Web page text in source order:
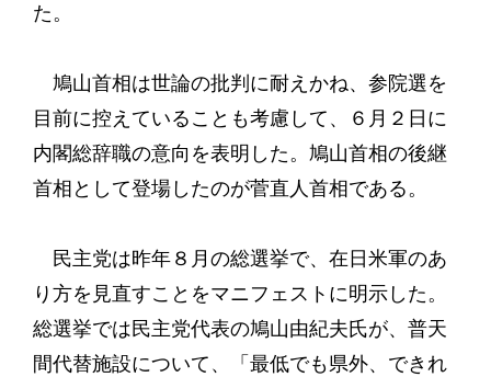
た。
鳩山首相は世論の批判に耐えかね、参院選を
目前に控えていることも考慮して、６月２日に
内閣総辞職の意向を表明した。鳩山首相の後継
首相として登場したのが菅直人首相である。
民主党は昨年８月の総選挙で、在日米軍のあ
り方を見直すことをマニフェストに明示した。
総選挙では民主党代表の鳩山由紀夫氏が、普天
間代替施設について、「最低でも県外、できれ